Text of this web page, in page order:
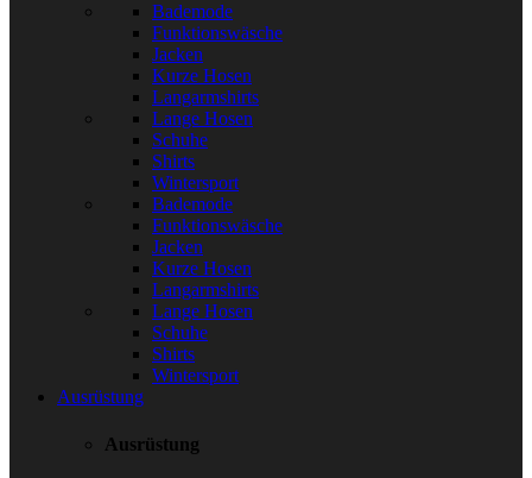
Bademode
Funktionswäsche
Jacken
Kurze Hosen
Langarmshirts
Lange Hosen
Schuhe
Shirts
Wintersport
Bademode
Funktionswäsche
Jacken
Kurze Hosen
Langarmshirts
Lange Hosen
Schuhe
Shirts
Wintersport
Ausrüstung
Ausrüstung